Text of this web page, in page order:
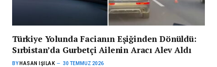
Türkiye Yolunda Facianın Eşiğinden Dönüldü:
Sırbistan’da Gurbetçi Ailenin Aracı Alev Aldı
BY HASAN IŞILAK 30 TEMMUZ 2026